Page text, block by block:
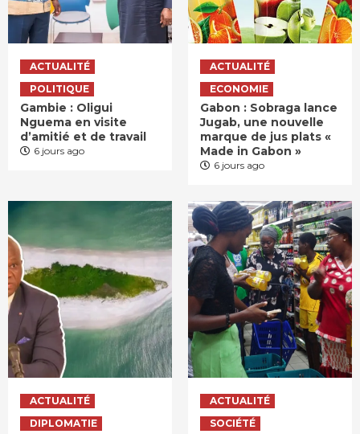
ACTUALITÉ
POLITIQUE
Gambie : Oligui
Nguema en visite
d’amitié et de travail
6 jours ago
ACTUALITÉ
ECONOMIE
Gabon : Sobraga lance
Jugab, une nouvelle
marque de jus plats «
Made in Gabon »
6 jours ago
ACTUALITÉ
DIPLOMATIE
ACTUALITÉ
SOCIÉTÉ